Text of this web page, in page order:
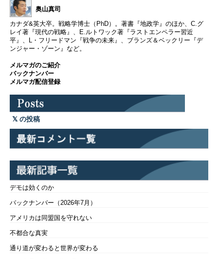
奥山真司
カナダ&英大卒。戦略学博士（PhD）。著書『地政学』のほか、C.グ
レイ著『現代の戦略』、E.ルトワック著『ラストエンペラー習近
平』、L・フリードマン『戦争の未来』、ブランズ＆ベックリー『デ
ンジャー・ゾーン』など。
メルマガのご紹介
バックナンバー
メルマガ配信登録
の投稿
デモは効くのか
バックナンバー（2026年7月）
アメリカは同盟国を守れない
不都合な真実
通り道が変わると世界が変わる